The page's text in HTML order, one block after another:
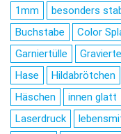
1mm besonders
Buchstabe
Color
Garniertülle
Hase
Hildabrötchen
Häschen
innen glatt
Laserdruck